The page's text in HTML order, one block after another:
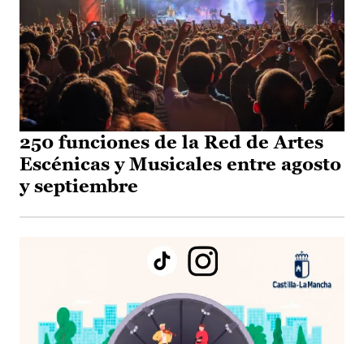
250 funciones de la Red de Artes
Escénicas y Musicales entre agosto
y septiembre